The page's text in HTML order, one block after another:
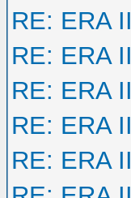
RE: ERA II
RE: ERA II
RE: ERA II
RE: ERA II
RE: ERA II